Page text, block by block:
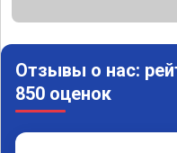
Отзывы о нас:
850 оценок